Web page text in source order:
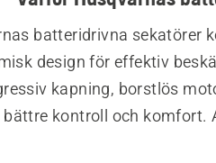
batteridrivna sekatörer
design för effektiv
kapning, borstlös
bättre kontroll och komfort.